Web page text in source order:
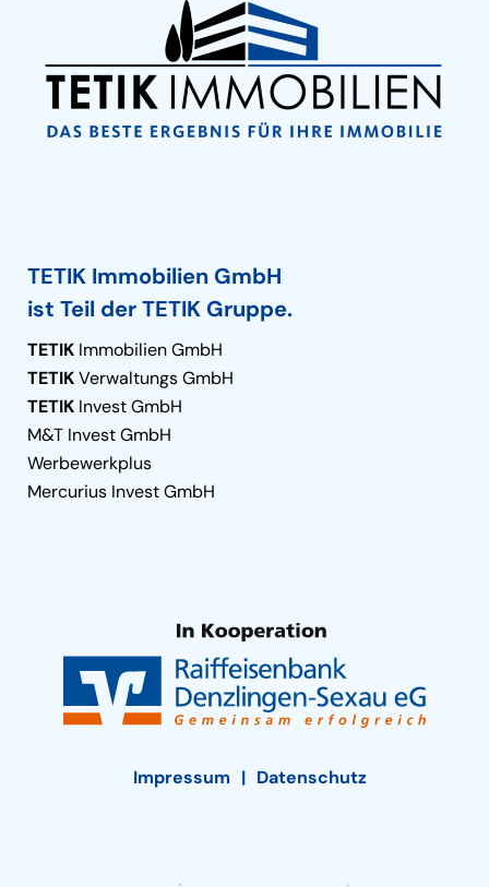
TETIK Immobilien GmbH
ist Teil der TETIK Gruppe.
TETIK Immobilien GmbH
TETIKVerwaltungs GmbH
TETIK Invest GmbH
M&T Invest GmbH
Werbewerkplus
Mercurius Invest GmbH
Impressum Datenschutz